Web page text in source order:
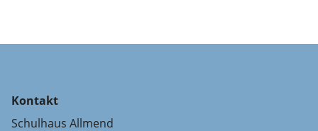
Kontakt
Schulhaus Allmend